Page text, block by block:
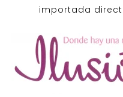
importada